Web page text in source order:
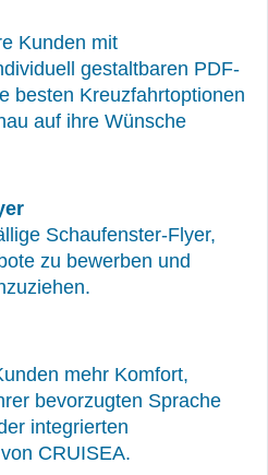
Kunden mit
gestaltbaren PDF-
besten Kreuzfahrtoptionen
auf ihre Wünsche
Schaufenster-Flyer,
zu bewerben und
mehr Komfort,
bevorzugten Sprache
integrierten
CRUISEA.